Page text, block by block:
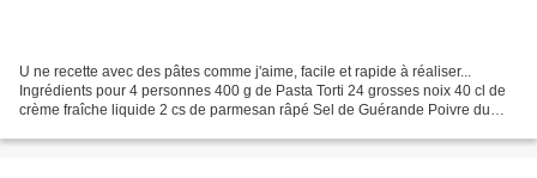
U ne recette avec des pâtes comme j'aime, facile et rapide à réaliser...
Ingrédients pour 4 personnes 400 g de Pasta Torti 24 grosses noix 40 cl de
crème fraîche liquide 2 cs de parmesan râpé Sel de Guérande Poivre du